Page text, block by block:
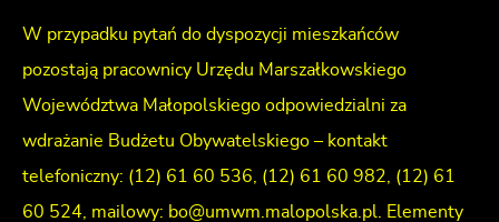
W przypadku pytań do dyspozycji mieszkańców
pozostają pracownicy Urzędu Marszałkowskiego
Województwa Małopolskiego odpowiedzialni za
wdrażanie Budżetu Obywatelskiego – kontakt
telefoniczny: (12) 61 60 536, (12) 61 60 982, (12) 61
60 524, mailowy: bo@umwm.malopolska.pl. Elementy